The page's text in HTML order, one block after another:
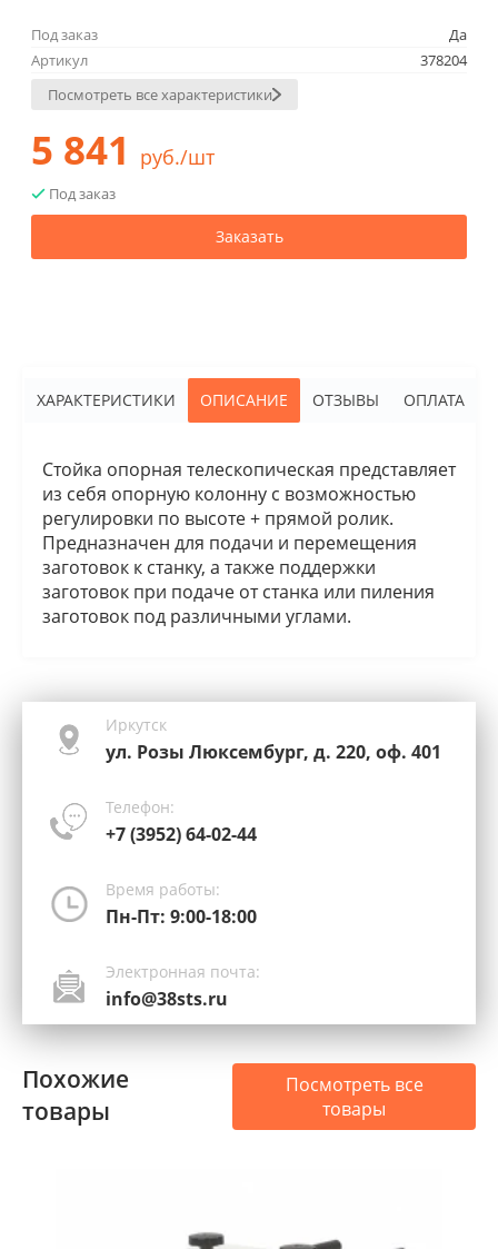
Под заказ
Да
Артикул
378204
Посмотреть все характеристики
5 841 руб./шт
Под заказ
Заказать
ХАРАКТЕРИСТИКИ ОПИСАНИЕ ОТЗЫВЫ ОПЛАТА
Стойка опорная телескопическая представляет
из себя опорную колонну с возможностью
регулировки по высоте + прямой ролик.
Предназначен для подачи и перемещения
заготовок к станку, а также поддержки
заготовок при подаче от станка или пиления
заготовок под различными углами.
Иркутск
ул. Розы Люксембург, д. 220, оф. 401
Телефон:
+7 (3952) 64-02-44
Время работы:
Пн-Пт: 9:00-18:00
Электронная почта:
info@38sts.ru
Похожие
товары
Посмотреть все
товары